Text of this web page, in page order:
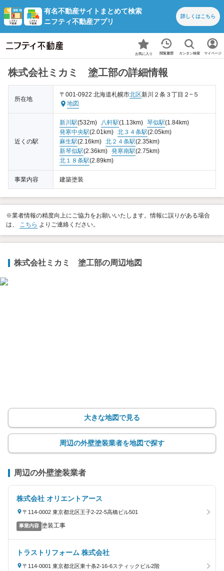
有名不動産サイトまとめて検索
ニフティ不動産アプリ
詳しくはこちら
お気に入り 閲覧履歴 カンタン検索 マイページ
株式会社ミカミ 塗工部の詳細情報
所在地
〒001-0922 北海道札幌市北区新川２条３丁目２−５
地図
近くの駅
新川駅(532m) 八軒駅(1.13km) 琴似駅(1.84km)
発寒中央駅(2.01km) 北３４条駅(2.05km)
麻生駅(2.16km) 北２４条駅(2.35km)
新琴似駅(2.36km) 発寒南駅(2.75km)
北１８条駅(2.89km)
事業内容 建築塗装
※業者情報の精度向上にご協力をお願いいたします。情報に誤りがある場合
は、 こちら よりご連絡ください。
株式会社ミカミ 塗工部の周辺地図
大きな地図で見る
周辺の外壁塗装業者を地図で探す
周辺の外壁塗装業者
株式会社 オリエントアース
〒114-0002 東京都北区王子2-22-5高橋ビル501
事業内容 塗装工事
トラストリフォーム 株式会社
〒114-0001 東京都北区東十条2-16-6スティックビル2階